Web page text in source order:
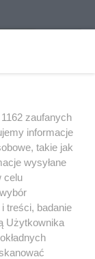
zaufanych
informacje
takie jak
wysyłane
celu
treści, badanie
Użytkownika